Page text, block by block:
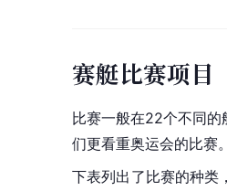
赛艇比赛项目
比赛一般在22个不同
们更看重奥运会的比赛
下表列出了比赛的种类